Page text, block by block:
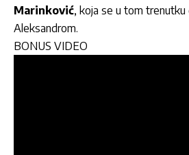
Marinković, koja se u tom trenutku
Aleksandrom.
BONUS VIDEO